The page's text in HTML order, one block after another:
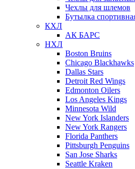
Чехлы для шлемов
Бутылка
КХЛ
АК БАРС
НХЛ
Boston Bruins
Chicago Blackhawks
Dallas Stars
Detroit Red Wings
Edmonton Oilers
Los Angeles Kings
Minnesota Wild
New York Islanders
New York Rangers
Florida Panthers
Pittsburgh Penguins
San Jose Sharks
Seattle Kraken